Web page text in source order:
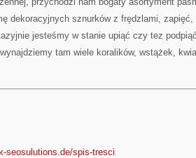
dekoracyjnych sznurków z frędzlami,
jesteśmy w stanie upiąć czy tez
tam wiele koralików, wstążek,
seosulutions.de/spis-tresci